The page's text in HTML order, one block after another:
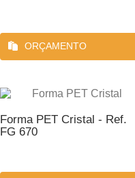
ORÇAMENTO
Forma PET Cristal - Ref.
FG 670